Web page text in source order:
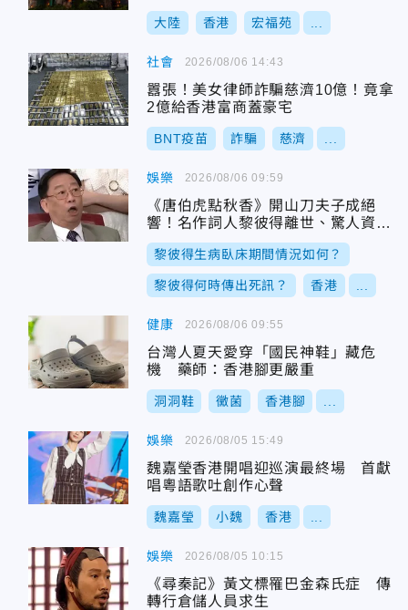
大陸 香港 宏福苑
社會
囂張！美女律師詐騙慈濟10億！竟拿
2億給香港富商蓋豪宅
BNT疫苗 詐騙 慈濟
2026/08/06 14:43
娛樂
《唐伯虎點秋香》開山刀夫子成絕
響！名作詞人黎彼得離世、驚人資歷
曝
黎彼得生病臥床期間情況如何？
黎彼得何時傳出死訊？ 香港
2026/08/06 09:59
健康
台灣人夏天愛穿「國民神鞋」藏危
機 藥師：香港腳更嚴重
洞洞鞋 黴菌 香港腳
2026/08/06 09:55
娛樂
魏嘉瑩香港開唱迎巡演最終場 首獻
唱粵語歌吐創作心聲
魏嘉瑩 小魏 香港
2026/08/05 15:49
娛樂
《尋秦記》黃文標罹巴金森氏症 傳
轉行倉儲人員求生
2026/08/05 10:15